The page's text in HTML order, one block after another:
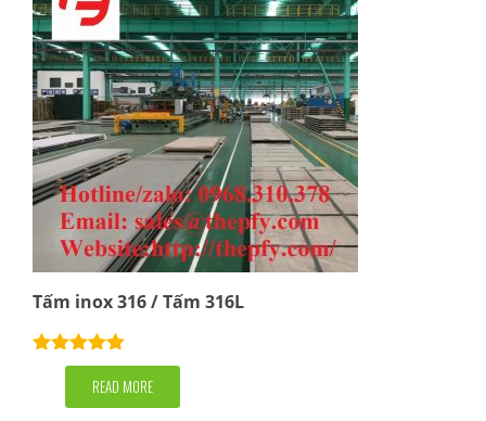
Tấm inox 316 / Tấm 316L
Rated5.00
out of 5READ MORE